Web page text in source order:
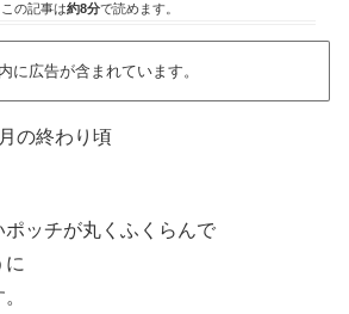
この記事は約8分で読めます。
に広告が含まれています。
の終わり頃
ッチが丸くふくらんで
に